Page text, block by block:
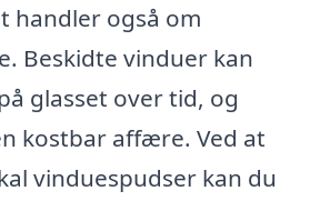
handler også om
Beskidte vinduer kan
glasset over tid, og
kostbar affære. Ved at
vinduespudser kan du